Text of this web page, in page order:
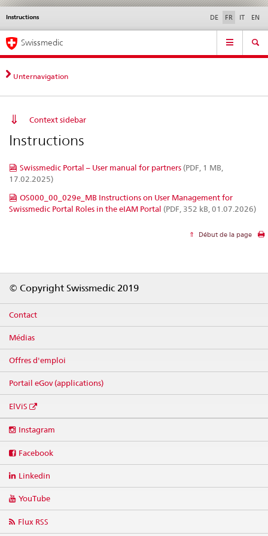
Navigation
directe:
actualités,
bases
contact
Actualités & Mises à
normes
Contact | Support &
aide
Instructions DE FR IT EN
Service
Navigation
Swissmedic
Unternavigation
Context sidebar
Instructions
Swissmedic Portal – User manual for partners (PDF, 1 MB,
17.02.2025)
OS000_00_029e_MB Instructions on User Management for
Swissmedic Portal Roles in the eIAM Portal (PDF, 352 kB, 01.07.2026)
Début de la page
© Copyright Swissmedic 2019
Contact
Médias
Offres d'emploi
Portail eGov (applications)
ElViS
media
Instagram
Facebook
Linkedin
YouTube
Flux RSS